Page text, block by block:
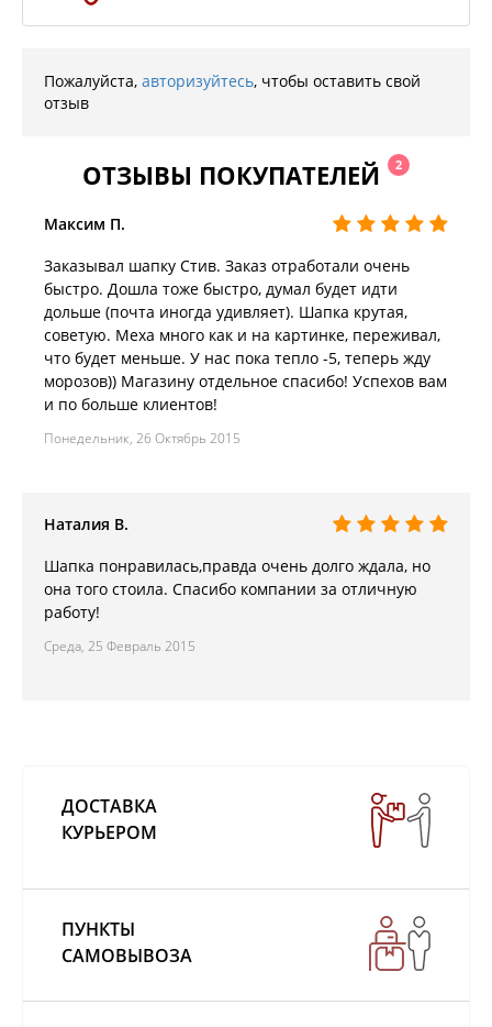
Пожалуйста, авторизуйтесь, чтобы оставить свой
отзыв
ОТЗЫВЫ ПОКУПАТЕЛЕЙ 2
Максим П.
Заказывал шапку Стив. Заказ отработали очень
быстро. Дошла тоже быстро, думал будет идти
дольше (почта иногда удивляет). Шапка крутая,
советую. Меха много как и на картинке, переживал,
что будет меньше. У нас пока тепло -5, теперь жду
морозов)) Магазину отдельное спасибо! Успехов вам
и по больше клиентов!
Понедельник, 26 Октябрь 2015
Наталия В.
Шапка понравилась,правда очень долго ждала, но
она того стоила. Спасибо компании за отличную
работу!
Среда, 25 Февраль 2015
ДОСТАВКА
КУРЬЕРОМ
ПУНКТЫ
САМОВЫВОЗА